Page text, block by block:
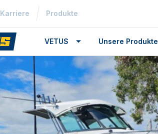
Karriere Produkte
VETUS Unsere Produkte